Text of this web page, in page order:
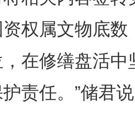
权属文物底
在修缮盘活
责任。”储君